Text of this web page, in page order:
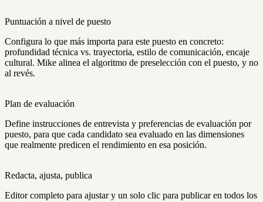
Puntuación a nivel de puesto
Configura lo que más importa para este puesto en concreto:
profundidad técnica vs. trayectoria, estilo de comunicación, encaje
cultural. Mike alinea el algoritmo de preselección con el puesto, y no
al revés.
Plan de evaluación
Define instrucciones de entrevista y preferencias de evaluación por
puesto, para que cada candidato sea evaluado en las dimensiones
que realmente predicen el rendimiento en esa posición.
Redacta, ajusta, publica
Editor completo para ajustar y un solo clic para publicar en todos los